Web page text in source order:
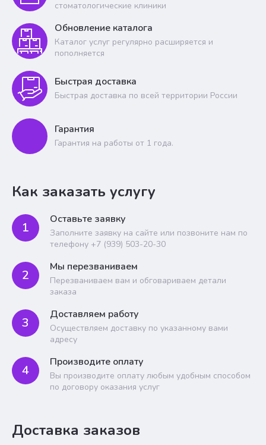
стоматологические клиники
Обновление каталога
Каталог услуг регулярно расширяется и
пополняется
Быстрая доставка
Быстрая доставка по всей территории России
Гарантия
Гарантия на работы от 1 года.
Как заказать услугу
1
Оставьте заявку
Заполните заявку на сайте или позвоните нам по
телефону +7 (939) 503-20-30
2
Мы перезваниваем
Перезваниваем вам и обговариваем детали
заказа
3
Доставляем работу
Осуществляем доставку по указанному вами
адресу
4
Производите оплату
Вы производите оплату любым удобным способом
по договору оказания услуг
Доставка заказов